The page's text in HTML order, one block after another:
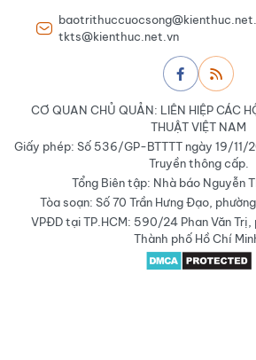
tkts@kienthuc.net.vn
CƠ QUAN CHỦ QUẢN: LIÊN HIỆP CÁC
THUẬT VIỆT NAM
Giấy phép: Số 536/GP-BTTTT ngày 19/11/
Truyền thông cấp.
Tổng Biên tập: Nhà báo Nguyễn
Tòa soạn: Số 70 Trần Hưng Đạo,
VPĐD tại TP.HCM: 590/24 Phan Văn Trị,
Thành phố Hồ Chí